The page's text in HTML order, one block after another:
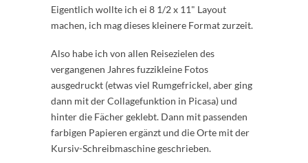
Eigentlich wollte ich ei 8 1/2 x 11" Layout
machen, ich mag dieses kleinere Format zurzeit.
Also habe ich von allen Reisezielen des
vergangenen Jahres fuzzikleine Fotos
ausgedruckt (etwas viel Rumgefrickel, aber ging
dann mit der Collagefunktion in Picasa) und
hinter die Fächer geklebt. Dann mit passenden
farbigen Papieren ergänzt und die Orte mit der
Kursiv-Schreibmaschine geschrieben.